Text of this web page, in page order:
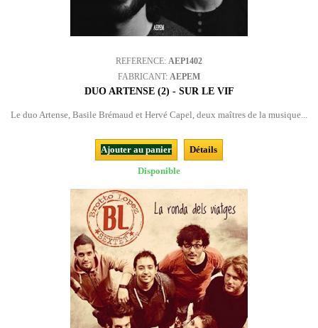
REFERENCE: AEP1402
FABRICANT: AEPEM
DUO ARTENSE (2) - SUR LE VIF
Le duo Artense, Basile Brémaud et Hervé Capel, deux maîtres de la musique...
Ajouter au panier
Détails
Disponible